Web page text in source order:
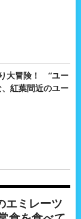
大冒険！ “ユー
紅葉間近のユー
エミレーツ